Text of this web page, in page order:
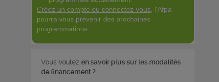
Créez un compte ou connectez-vous , l'Afpa
pourra vous prévenir des prochaines
programmations.
Vous voulez en savoir plus sur les modalités
de financement ?